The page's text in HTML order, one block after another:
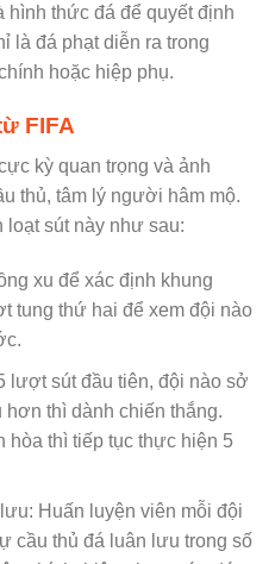
thức đá để quyết định
là đá phạt diễn ra trong
hoặc hiệp phụ.
FIFA
kỳ quan trọng và ảnh
thủ, tâm lý người hâm mộ.
loạt sút này như sau:
xu để xác định khung
tung thứ hai để xem đội nào
lượt sút đầu tiên, đội nào sở
thì dành chiến thắng.
hòa thì tiếp tục thực hiện 5
Huấn luyện viên mỗi đội
cầu thủ đá luân lưu trong số